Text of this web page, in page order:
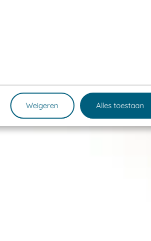
Weigeren Alles toestaan